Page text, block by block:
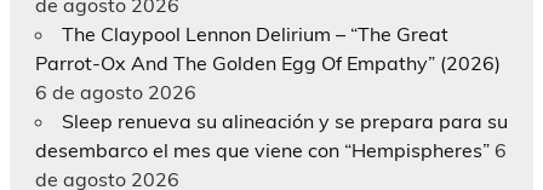
de agosto 2026
The Claypool Lennon Delirium – “The Great
Parrot-Ox And The Golden Egg Of Empathy” (2026)
6 de agosto 2026
Sleep renueva su alineación y se prepara para su
desembarco el mes que viene con “Hempispheres” 6
de agosto 2026